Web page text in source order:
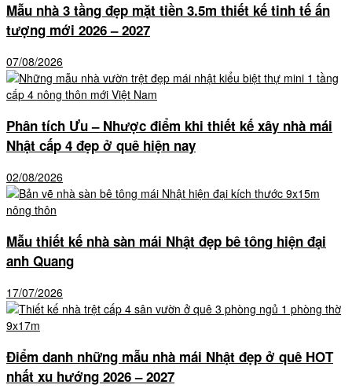
Mẫu nhà 3 tầng đẹp mặt tiền 3.5m thiết kế tinh tế ấn
tượng mới 2026 – 2027
07/08/2026
Phân tích Ưu – Nhược điểm khi thiết kế xây nhà mái
Nhật cấp 4 đẹp ở quê hiện nay
02/08/2026
Mẫu thiết kế nhà sàn mái Nhật đẹp bê tông hiện đại
anh Quang
17/07/2026
Điểm danh những mẫu nhà mái Nhật đẹp ở quê HOT
nhất xu hướng 2026 – 2027